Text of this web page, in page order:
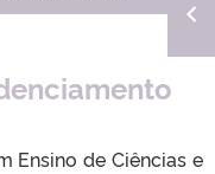
Ensino de Ciências e